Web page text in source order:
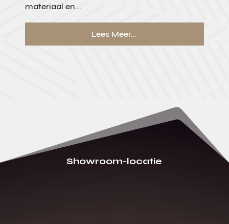
materiaal en...
Lees Meer...
Showroom-locatie